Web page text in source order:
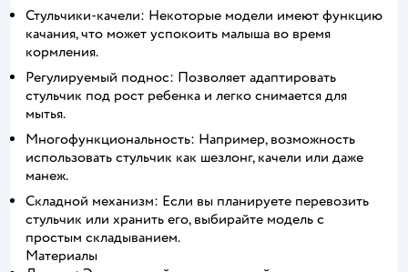
Стульчики-качели: Некоторые модели имеют функцию
качания, что может успокоить малыша во время
кормления.
Регулируемый поднос: Позволяет адаптировать
стульчик под рост ребенка и легко снимается для
мытья.
Многофункциональность: Например, возможность
использовать стульчик как шезлонг, качели или даже
манеж.
Складной механизм: Если вы планируете перевозить
стульчик или хранить его, выбирайте модель с
простым складыванием.
Материалы